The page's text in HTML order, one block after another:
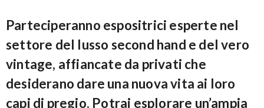
Parteciperanno espositrici esperte nel
settore del lusso second hand e del vero
vintage, affiancate da privati che
desiderano dare una nuova vita ai loro
capi di pregio. Potrai esplorare un’ampia